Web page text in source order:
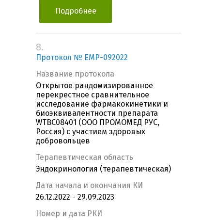
Подробнее
8.
Протокол № EМР-092022
Название протокола
Открытое рандомизированное
перекрестное сравнительное
исследование фармакокинетики и
биоэквивалентности препарата
WTBC08401 (ООО ПРОМОМЕД РУС,
Россия) с участием здоровых
добровольцев
Терапевтическая область
Эндокринология (терапевтическая)
Дата начала и окончания КИ
26.12.2022 - 29.09.2023
Номер и дата РКИ